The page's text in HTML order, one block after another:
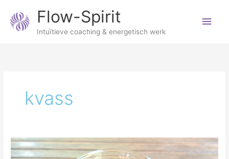
naar
Flow-Spirit
Intuïtieve coaching & energetisch werk
kvass
Bietenkvass;
maak